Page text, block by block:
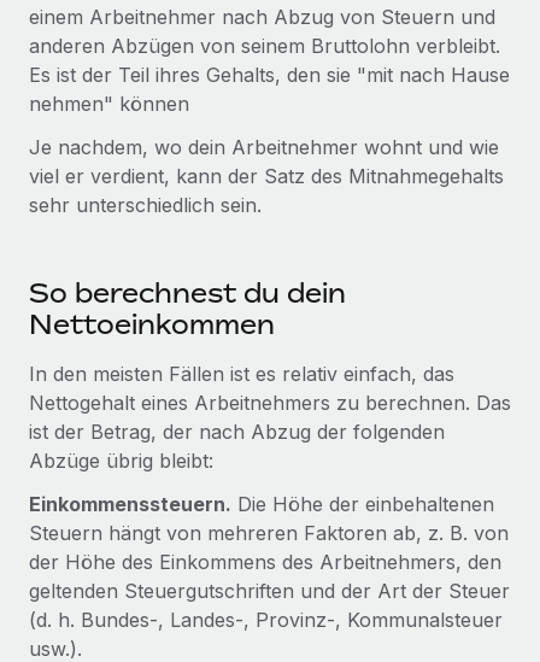
Globales Onboarding und Verwalten von
Freelancer:innen
PEO
Auslagern von komplexen HR-Aufgaben
INFRASTRUKTUR
Plattform
Verknüpfen
Verknüpfung beliebiger KI-Tools mit Remote über unser
MCP
Integrationen
Prozessoptimierung mit unverzichtbaren Business-
Tools
DIENSTLEISTUNGEN
WACHSTUMSPHASE
Startups
Agile HR- und Payroll-Lösungen für wachsende
Unternehmen
Mittelstand
Enterprise
PARTNER WERDEN
Strategische Technologiepartner
Flexible Einbettung von Global-HR-Funktionen in deine
Plattform
Partner werden
Entdecke die Möglichkeiten einer Partnerschaft
Gesamtbeschäftigungskosten
Honorarzahlungen berechnen
Informationen zu möglichen Währungen und
LERNEN MIT REMOTE
Fallstudien
Checklisten und Vorlagen
Bibliothek für Stellenbeschreibungen
Webinare
Newsroom
Informationen zu Gehältern und Qualifikationen
Nederlands
Français
Deutsch
Italiano
Português (Portugal)
日本語
한국어
中文（简体）
Anmelden
einem Arbeitnehmer nach Abzug von Steuern und
anderen Abzügen von seinem Bruttolohn verbleibt.
Es ist der Teil ihres Gehalts, den sie "mit nach Hause
nehmen" können
Je nachdem, wo dein Arbeitnehmer wohnt und wie
viel er verdient, kann der Satz des Mitnahmegehalts
sehr unterschiedlich sein.
So berechnest du dein
Nettoeinkommen
In den meisten Fällen ist es relativ einfach, das
Nettogehalt eines Arbeitnehmers zu berechnen. Das
ist der Betrag, der nach Abzug der folgenden
Abzüge übrig bleibt:
Einkommenssteuern. Die Höhe der einbehaltenen
Steuern hängt von mehreren Faktoren ab, z. B. von
der Höhe des Einkommens des Arbeitnehmers, den
geltenden Steuergutschriften und der Art der Steuer
(d. h. Bundes-, Landes-, Provinz-, Kommunalsteuer
usw.).